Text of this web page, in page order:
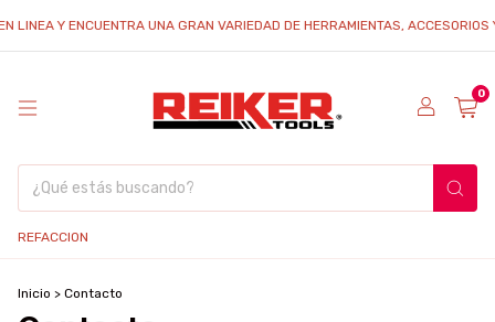
LINEA Y ENCUENTRA UNA GRAN VARIEDAD DE HERRAMIENTAS, ACCESORIOS
0
REFACCION
Inicio > Contacto